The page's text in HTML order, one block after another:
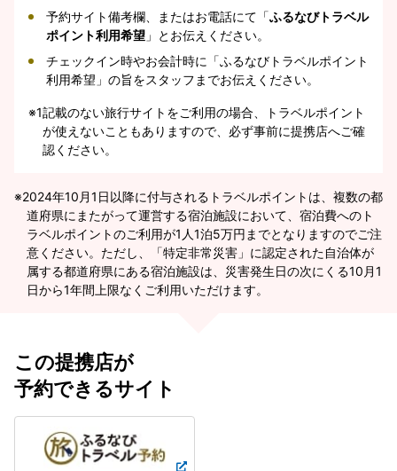
予約サイト備考欄、またはお電話にて「ふるなびトラベル
ポイント利用希望 」とお伝えください。
チェックイン時やお会計時に「ふるなびトラベルポイント
利用希望」の旨をスタッフまでお伝えください。
※1記載のない旅行サイトをご利用の場合、トラベルポイント
が使えないこともありますので、必ず事前に提携店へご確
認ください。
2024年10月1日以降に付与されるトラベルポイントは、複数の都
道府県にまたがって運営する宿泊施設において、宿泊費へのト
ラベルポイントのご利用が1人1泊5万円までとなりますのでご注
意ください。ただし、「特定非常災害」に認定された自治体が
属する都道府県にある宿泊施設は、災害発生日の次にくる10月1
日から1年間上限なくご利用いただけます。
この提携店が
予約できるサイト